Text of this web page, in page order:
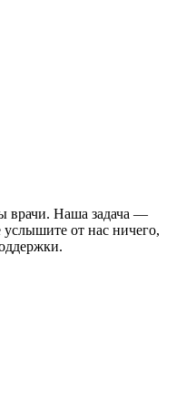
врачи. Наша задача —
от нас ничего,